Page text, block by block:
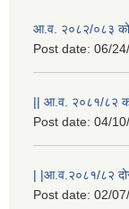
आ.व. २०८२/०८३
Post date: 06/
|| आ.व. २०८१/८२ को
Post date: 04/
| |आ.व.२०८१/८२
Post date: 02/